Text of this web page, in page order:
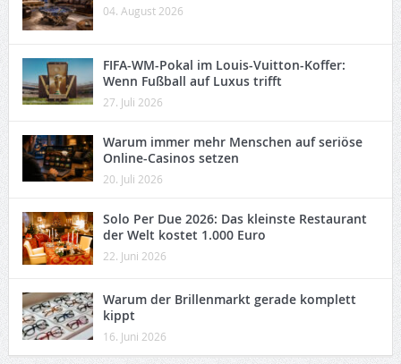
04. August 2026
FIFA-WM-Pokal im Louis-Vuitton-Koffer:
Wenn Fußball auf Luxus trifft
27. Juli 2026
Warum immer mehr Menschen auf seriöse
Online-Casinos setzen
20. Juli 2026
Solo Per Due 2026: Das kleinste Restaurant
der Welt kostet 1.000 Euro
22. Juni 2026
Warum der Brillenmarkt gerade komplett
kippt
16. Juni 2026